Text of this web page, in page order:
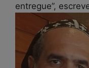
entregue”,